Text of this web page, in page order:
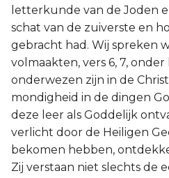
letterkunde van de Joden
schat van de zuiverste en
gebracht had. Wij spreken
volmaakten, vers 6, 7, onder
onderwezen zijn in de
mondigheid in de dingen
deze leer als Goddelijk
verlicht door de Heiligen
bekomen hebben,
Zij verstaan niet slechts de